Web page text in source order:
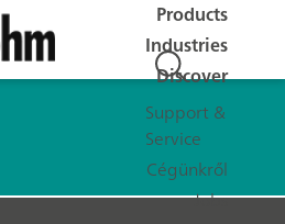
Products
Industries
Discover
Support &
Service
Cégünkről
Jobs